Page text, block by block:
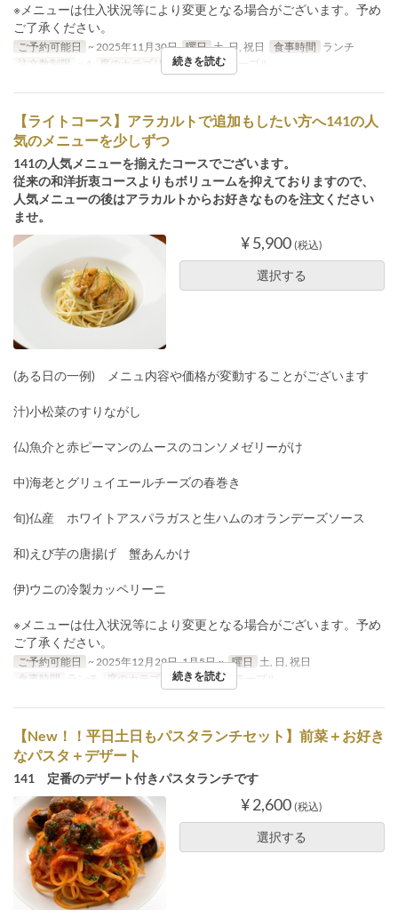
※メニューは仕入状況等により変更となる場合がございます。予め
ご了承ください。
ご予約可能日 ~ 2025年11月30日 曜日 土, 日, 祝日 食事時間 ランチ
注文数制限
~ 4 席のカテゴリ カウンター, テーブル
続きを読む
【ライトコース】アラカルトで追加もしたい方へ141の人
気のメニューを少しずつ
141の人気メニューを揃えたコースでございます。
従来の和洋折衷コースよりもボリュームを抑えておりますので、
人気メニューの後はアラカルトからお好きなものを注文ください
ませ。
¥ 5,900 (税込)
選択する
(ある日の一例) メニュ内容や価格が変動することがございます
汁)小松菜のすりながし
仏)魚介と赤ピーマンのムースのコンソメゼリーがけ
中)海老とグリュイエールチーズの春巻き
旬)仏産 ホワイトアスパラガスと生ハムのオランデーズソース
和)えび芋の唐揚げ 蟹あんかけ
伊)ウニの冷製カッペリーニ
※メニューは仕入状況等により変更となる場合がございます。予め
ご了承ください。
ご予約可能日 ~ 2025年12月29日, 1月5日 ~ 曜日
土, 日, 祝日
食事時間
ランチ 席のカテゴリ カウンター, テーブル
続きを読む
【New！！平日土日もパスタランチセット】前菜＋お好き
なパスタ＋デザート
141 定番のデザート付きパスタランチです
¥ 2,600 (税込)
選択する